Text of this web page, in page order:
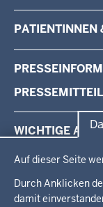
Auf dieser Seite
Durch Anklicken
damit
Veranstaltungen
Kontakt
Recht und Gesetz
PATIENTINNEN
Long Covid/Post
MZEB
Selbsthilfe
Wichtige Adressen
Pressefotos
Pressekontakt
WICHTIGE
Monitoring- und
Kommunale
Broschürenservice